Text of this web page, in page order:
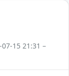
15 21:31 –